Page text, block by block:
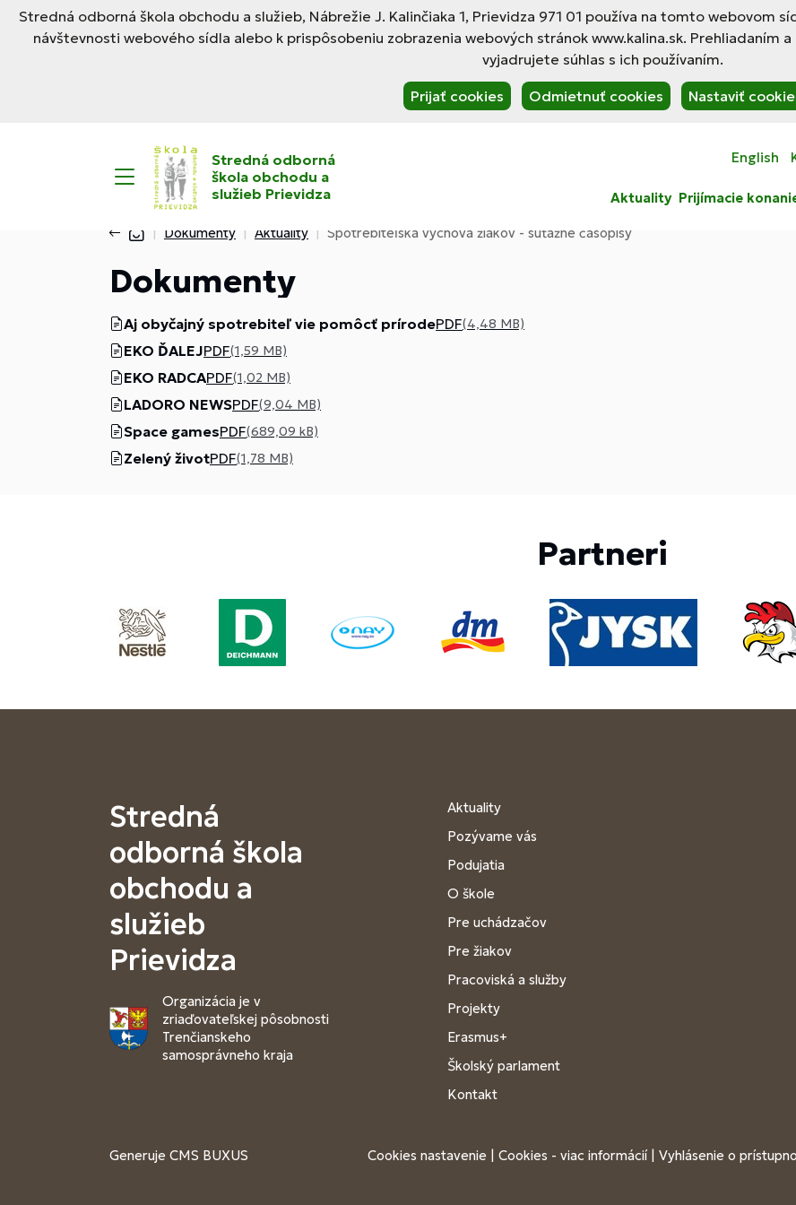
Stredná odborná škola obchodu a služieb, Nábrežie J. Kalinčiaka 1, Prievidza 971 01 používa na tomto webovom
návštevnosti webového sídla alebo k prispôsobeniu zobrazenia webových stránok www.kalina.sk. Prehliadaním
vyjadrujete súhlas s ich používaním.
Prijať cookies Odmietnuť cookies Nastaviť
Stredná odborná
škola obchodu a
služieb Prievidza
English
Aktuality Prijímacie
Dokumenty Aktuality Spotrebiteľská výchova žiakov - súťažné časopisy
Dokumenty
Aj obyčajný spotrebiteľ vie pomôcť prírodePDF(4,48 MB)
EKO ĎALEJPDF(1,59 MB)
EKO RADCAPDF(1,02 MB)
LADORO NEWSPDF(9,04 MB)
Space gamesPDF(689,09 kB)
Zelený životPDF(1,78 MB)
Partneri
Stredná
odborná škola
obchodu a
služieb
Prievidza
Organizácia je v
zriaďovateľskej pôsobnosti
Trenčianskeho
samosprávneho kraja
Aktuality
Pozývame vás
Podujatia
O škole
Pre uchádzačov
Pre žiakov
Pracoviská a služby
Projekty
Erasmus+
Školský parlament
Kontakt
Generuje CMS BUXUS Cookies nastavenie | Cookies - viac informácií | Vyhlásenie o